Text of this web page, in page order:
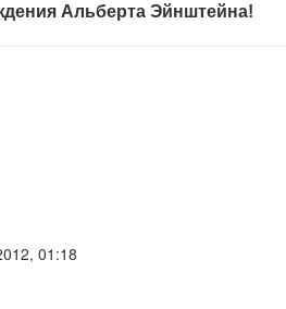
Альберта Эйнштейна!
01:18